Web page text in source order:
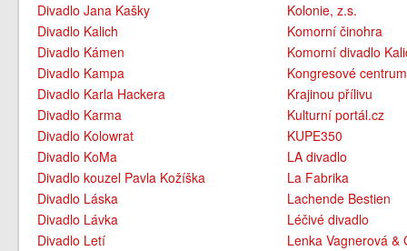
Divadlo Jana Kašky
Divadlo Kalich
Divadlo Kámen
Divadlo Kampa
Divadlo Karla Hackera
Divadlo Karma
Divadlo Kolowrat
Divadlo KoMa
Divadlo kouzel Pavla Kožíška
Divadlo Láska
Divadlo Lávka
Divadlo Letí
Kolonie, z.s.
Komorní činohra
Komorní divadlo
Kongresové centrum
Krajinou přílivu
Kulturní portál.cz
KUPE350
LA divadlo
La Fabrika
Lachende Bestien
Léčivé divadlo
Lenka Vagnerová &